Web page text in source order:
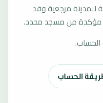
للمدينة مرجعية وقد
مؤكدة من مسجد محدد.
الحساب.
الحساب